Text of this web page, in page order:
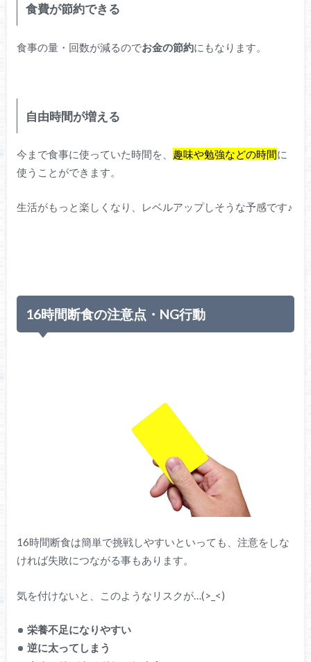
食費が節約できる
食事の量・回数が減るのでお金の節約にもなります。
自由時間が増える
今まで食事に使っていた時間を、 趣味や勉強などの時間に
使うことができます。
生活がもっと楽しくなり、レベルアップしそうな予感です♪
16時間断食の注意点・NG行動
16時間断食は簡単で挑戦しやすいといっても、注意をしな
ければ失敗につながる事もあります。
気を付けないと、このようなリスクが…(>_<)
栄養不足になりやすい
逆に太ってしまう